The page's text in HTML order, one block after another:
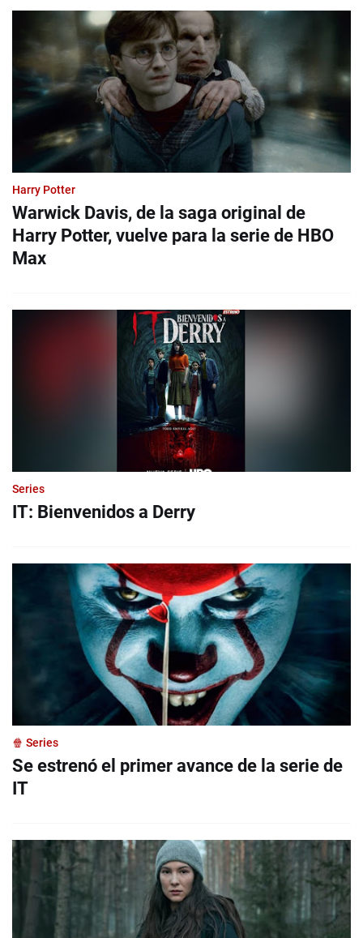
Harry Potter
Warwick Davis, de la saga original de
Harry Potter, vuelve para la serie de HBO
Max
Series
IT: Bienvenidos a Derry
🍿 Series
Se estrenó el primer avance de la serie de
IT